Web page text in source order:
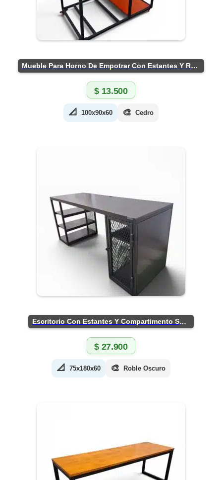
Mueble Para Horno De Empotrar Con Estantes Y Ruedas
$13.500
📐 100x90x60 🎨 Cedro
Escritorio Con Estantes Y Compartimento Seguro
$27.900
📐 75x180x60 🎨 Roble Oscuro